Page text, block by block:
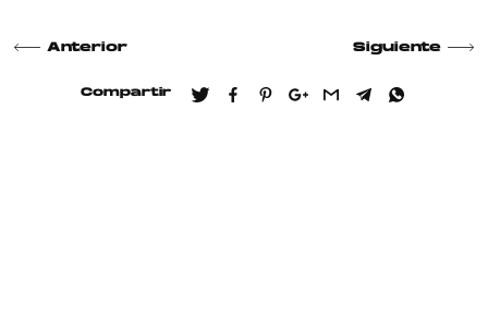
Anterior Siguiente
Compartir